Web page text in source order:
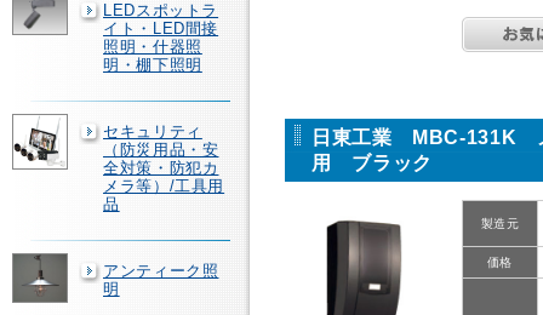
LEDスポットラ
イト・LED間接
照明・什器照
明・棚下照明
セキュリティ
（防災用品・安
全対策・防犯カ
メラ等）/工具用
品
アンティーク照
明
日東工業 MBC-131K
用 ブラック
製造元
価格